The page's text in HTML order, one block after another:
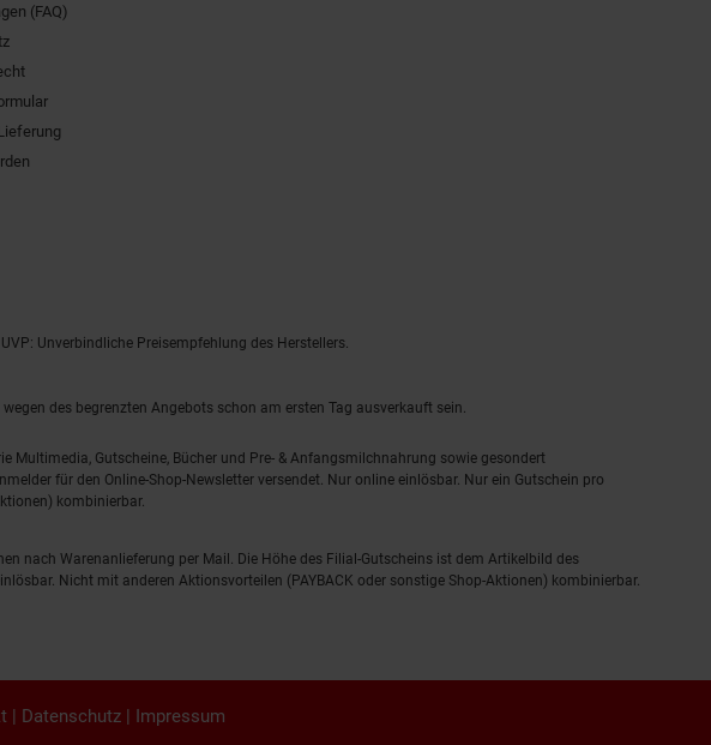
(FAQ)
Unverbindliche Preisempfehlung des Herstellers.
des begrenzten Angebots schon am ersten Tag ausverkauft sein.
Gutscheine, Bücher und Pre- & Anfangsmilchnahrung sowie gesondert
für den Online-Shop-Newsletter versendet. Nur online einlösbar. Nur ein Gutschein pro
kombinierbar.
nach Warenanlieferung per Mail. Die Höhe des Filial-Gutscheins ist dem Artikelbild des
Nicht mit anderen Aktionsvorteilen (PAYBACK oder sonstige Shop-Aktionen) kombinierbar.
| Datenschutz| Impressum